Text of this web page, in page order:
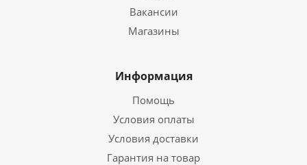
Вакансии
Магазины
Информация
Помощь
Условия оплаты
Условия доставки
Гарантия на товар